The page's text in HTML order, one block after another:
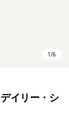
イリー・シ